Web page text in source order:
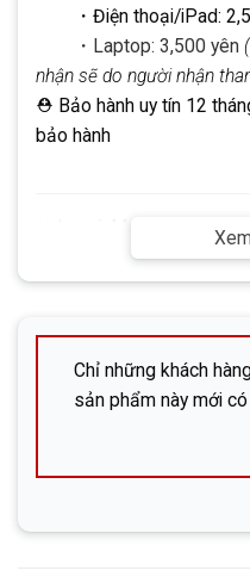
・Điện thoại/iPad:
・Laptop: 3,500 yên
nhận sẽ do người nhận
⛑ Bảo hành uy tín 12
bảo hành
Mọi giao dịch
Khôngsử dụng tài
lòng lưu ý để đảm bảo an
株式会社ＤＨＰ (Công
Địa chỉ: 広島市中区立
SĐT:082-576-4715
Chỉ những khách
sản phẩm này mới